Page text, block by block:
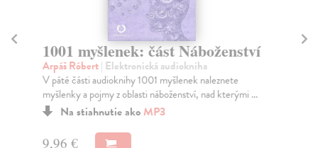
1001 myšlenek: část Umění a
Architektura
Arpáš Róbert| Elektronická audiokniha
V prvé části audioknihy 1001 myšlenek naleznete
myšlenky a pojmy z oblasti umění a architektury, nad...